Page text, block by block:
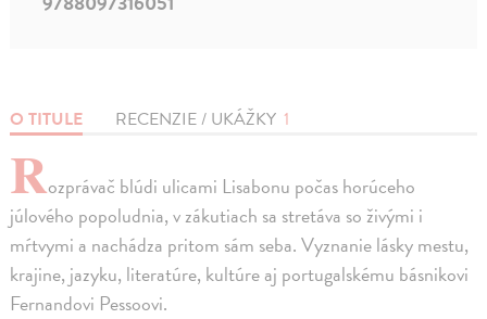
O TITULE RECENZIE / UKÁŽKY 1
Rozprávač blúdi ulicami Lisabonu počas horúceho
júlového popoludnia, v zákutiach sa stretáva so živými i
mŕtvymi a nachádza pritom sám seba. Vyznanie lásky mestu,
krajine, jazyku, literatúre, kultúre aj portugalskému básnikovi
Fernandovi Pessoovi.